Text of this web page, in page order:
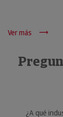
Ver más
¿A qué